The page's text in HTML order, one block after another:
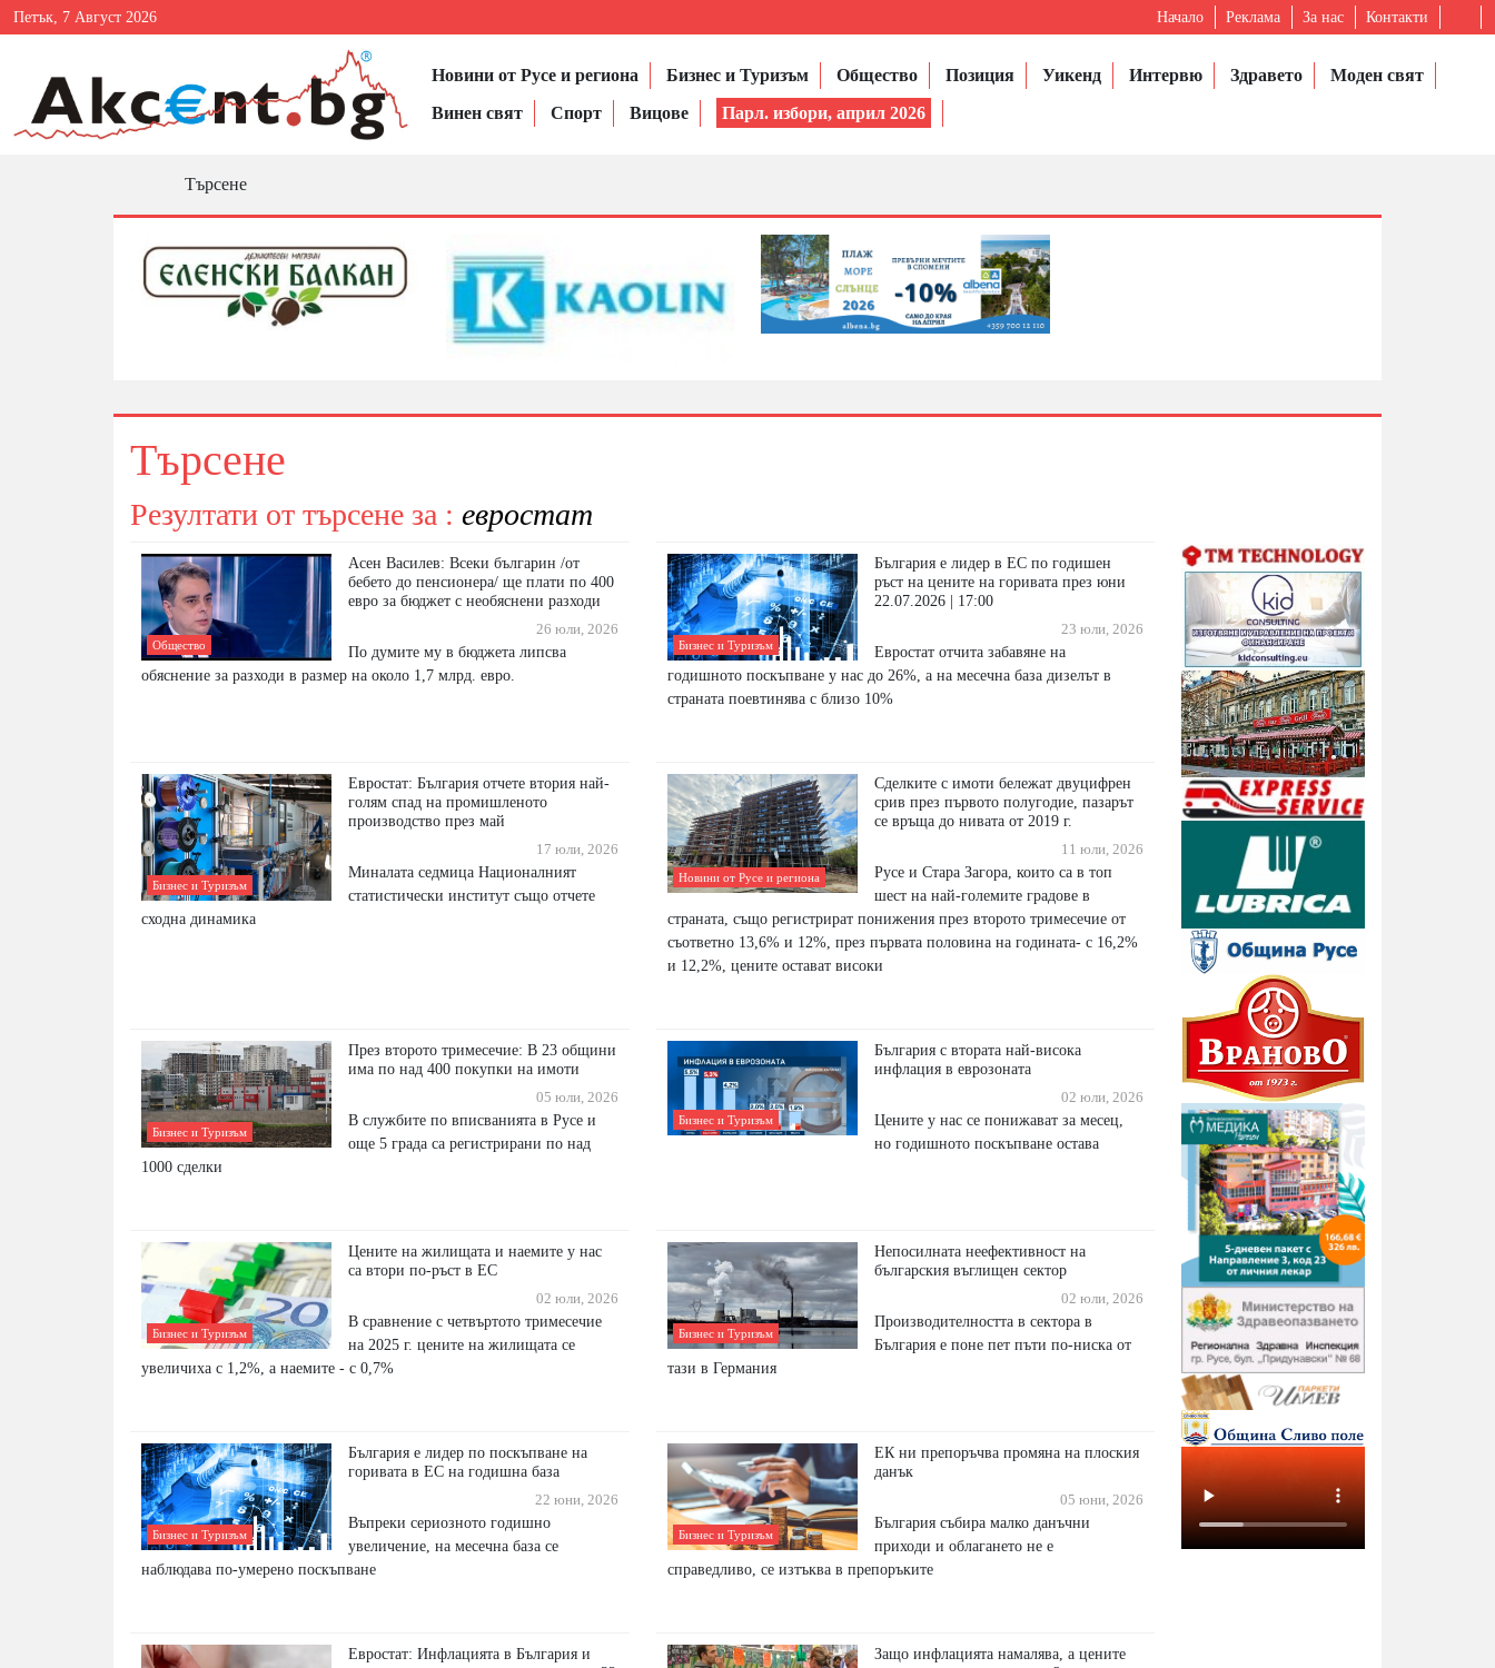
Петък, 7 Август 2026 Начало Реклама За нас Контакти
Новини от Русе и региона Бизнес и Туризъм Общество Позиция Уикенд Интервю Здравето
Моден свят
Винен свят
Спорт Вицове Парл. избори, април 2026
Търсене
Търсене
Резултати от търсене за : евростат
Общество
Асен Василев: Всеки българин /от
бебето до пенсионера/ ще плати по 400
евро за бюджет с необяснени разходи
26 юли, 2026
По думите му в бюджета липсва
обяснение за разходи в размер на около 1,7 млрд. евро.
Бизнес и Туризъм
България е лидер в ЕС по годишен
ръст на цените на горивата през юни
22.07.2026 | 17:00
23 юли, 2026
Евростат отчита забавяне на
годишното поскъпване у нас до 26%, а на месечна база дизелът в
страната поевтинява с близо 10%
Бизнес и Туризъм
Евростат: България отчете втория най-
голям спад на промишленото
производство през май
17 юли, 2026
Миналата седмица Националният
статистически институт също отчете
сходна динамика
Новини от Русе и региона
Сделките с имоти бележат двуцифрен
срив през първото полугодие, пазарът
се връща до нивата от 2019 г.
11 юли, 2026
Русе и Стара Загора, които са в топ
шест на най-големите градове в
страната, също регистрират понижения през второто тримесечие от
съответно 13,6% и 12%, през първата половина на годината- с 16,2%
и 12,2%, цените остават високи
Бизнес и Туризъм
През второто тримесечие: В 23 общини
има по над 400 покупки на имоти
05 юли, 2026
В службите по вписванията в Русе и
още 5 града са регистрирани по над
1000 сделки
Бизнес и Туризъм
България с втората най-висока
инфлация в еврозоната
02 юли, 2026
Цените у нас се понижават за месец,
но годишното поскъпване остава
Бизнес и Туризъм
Цените на жилищата и наемите у нас
са втори по-ръст в ЕС
02 юли, 2026
В сравнение с четвъртото тримесечие
на 2025 г. цените на жилищата се
увеличиха с 1,2%, а наемите - с 0,7%
Бизнес и Туризъм
Непосилната неефективност на
българския въглищен сектор
02 юли, 2026
Производителността в сектора в
България е поне пет пъти по-ниска от
тази в Германия
Бизнес и Туризъм
България е лидер по поскъпване на
горивата в ЕС на годишна база
22 юни, 2026
Въпреки сериозното годишно
увеличение, на месечна база се
наблюдава по-умерено поскъпване
Бизнес и Туризъм
ЕК ни препоръчва промяна на плоския
данък
05 юни, 2026
България събира малко данъчни
приходи и облагането не е
справедливо, се изтъква в препоръките
Евростат: Инфлацията в България и
Защо инфлацията намалява, а цените